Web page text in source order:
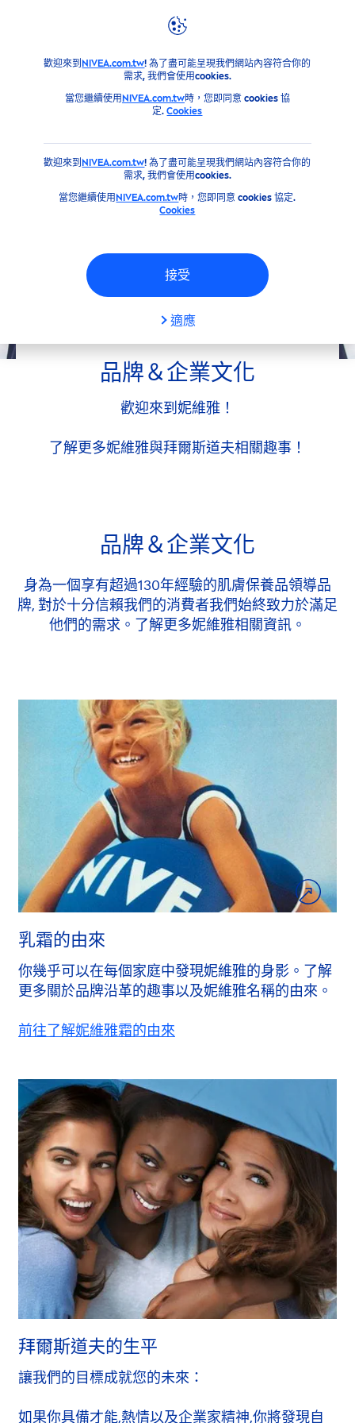
歡迎來到 NIVEA.com.tw! 為了盡可能呈現我們網站內容符合你的
需求, 我們會使用cookies.
當您繼續使用 NIVEA.com.tw時，您即同意 cookies 協
定.Cookies
歡迎來到 NIVEA.com.tw! 為了盡可能呈現我們網站內容符合你的
需求, 我們會使用cookies.
當您繼續使用 NIVEA.com.tw時，您即同意 cookies 協定.
Cookies
接受
適應
品牌＆企業文化
品牌＆企業文化
歡迎來到妮維雅！
了解更多妮維雅與拜爾斯道夫相關趣事！
品牌＆企業文化
身為一個享有超過130年經驗的肌膚保養品領導品
牌, 對於十分信賴我們的消費者我們始終致力於滿足
他們的需求。了解更多妮維雅相關資訊。
乳霜的由來
你幾乎可以在每個家庭中發現妮維雅的身影。了解
更多關於品牌沿革的趣事以及妮維雅名稱的由來。
前往了解妮維雅霜的由來
拜爾斯道夫的生平
讓我們的目標成就您的未來：
如果你具備才能,熱情以及企業家精神,你將發現自